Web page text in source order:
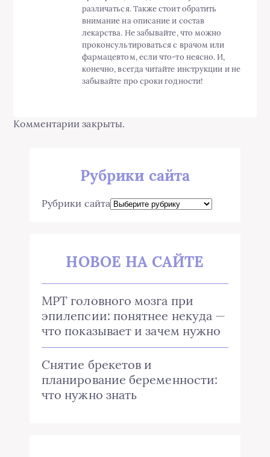
различаться. Также стоит обратить
внимание на описание и состав
лекарства. Не забывайте, что можно
проконсультироваться с врачом или
фармацевтом, если что-то неясно. И,
конечно, всегда читайте инструкции и не
забывайте про сроки годности!
Комментарии закрыты.
Рубрики сайта
Рубрики сайта
НОВОЕ НА САЙТЕ
МРТ головного мозга при
эпилепсии: понятнее некуда —
что показывает и зачем нужно
Снятие брекетов и
планирование беременности:
что нужно знать